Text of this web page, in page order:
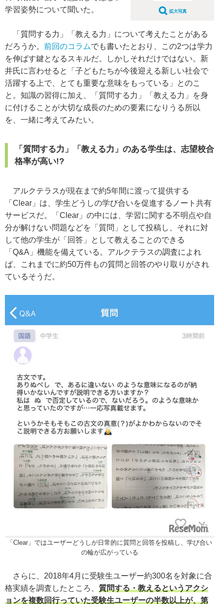
拡大写真
学習姿勢について聞いた。
「質問する力」「教える力」について考えたことがある
だろうか。 前回のコラムでも書いたとおり、この2つは学力
を伸ばす鍵となるスキルだ。しかしそれだけではない。新
井氏に言わせると「子どもたちが今後迎える新しい社会で
活躍する上で、とても重要な意味をもっている」とのこ
と。知識の習得に加え、「質問する力」「教える力」を身
に付けることが大切な成長のための要素になりうる所以
を、一緒に考えてみたい。
「質問する力」「教える力」のある学生は、志望校合
格率が高い!?
アルクテラスが現在まで約5年間に渡って提供する
「Clear」は、学生どうしの学び合いを促進するノート共有
サービスだ。「Clear」の中には、学習に関する不明点や自
分が解けない問題などを「質問」として投稿し、それに対
して他の学生が「回答」として教えることのできる
「Q&A」機能を備えている。アルクテラスの調査によれ
ば、これまでに約50万件もの質問と回答のやり取りがされ
ているそうだ。
「Clear」ではユーザーどうしが日常的に質問と回答を投稿し、学び合い
の輪が広がっている
さらに、2018年4月に受験生ユーザー約300名を対象に合
格実績を調査したところ、 質問する・教えるというアクシ
ョンを複数回行っていた受験生ユーザーの半数以上が、第